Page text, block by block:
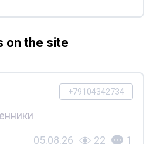
on the site
+79104342734
05.08.26 22 1